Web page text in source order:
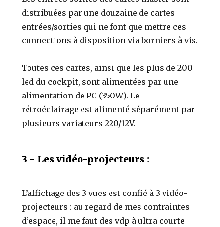
distribuées par une douzaine de cartes
entrées/sorties qui ne font que mettre ces
connections à disposition via borniers à vis.
Toutes ces cartes, ainsi que les plus de 200
led du cockpit, sont alimentées par une
alimentation de PC (350W). Le
rétroéclairage est alimenté séparément par
plusieurs variateurs 220/12V.
3 - Les vidéo-projecteurs :
L’affichage des 3 vues est confié à 3 vidéo-
projecteurs : au regard de mes contraintes
d’espace, il me faut des vdp à ultra courte